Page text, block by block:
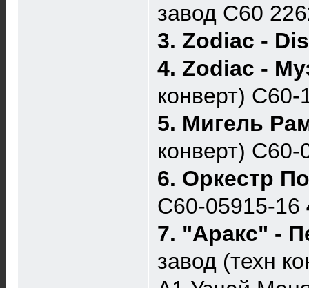
завод С60
3. Zodiac -
4. Zodiac -
конверт)
5. Мигель
конверт)
6. Оркестр
С60-05915-16
7. "Аракс" -
завод (техн